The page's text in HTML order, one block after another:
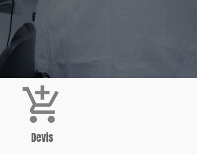
add_shopping_cart
Devis